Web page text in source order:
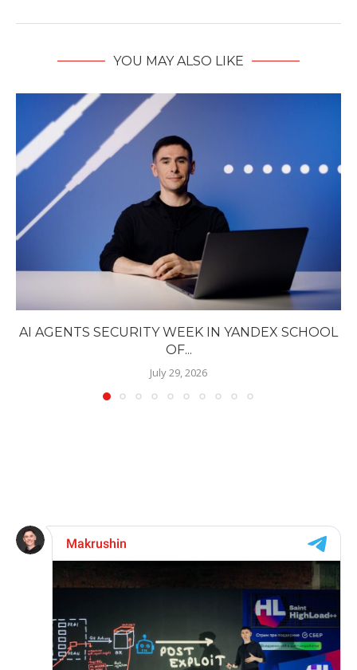
YOU MAY ALSO LIKE
AI AGENTS SECURITY WEEK IN YANDEX SCHOOL
OF...
July 29, 2026